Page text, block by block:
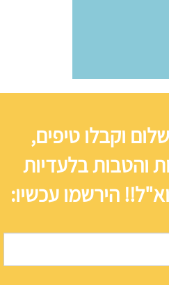
וקבלו טיפים,
והטבות בלעדיות
הירשמו עכשיו: